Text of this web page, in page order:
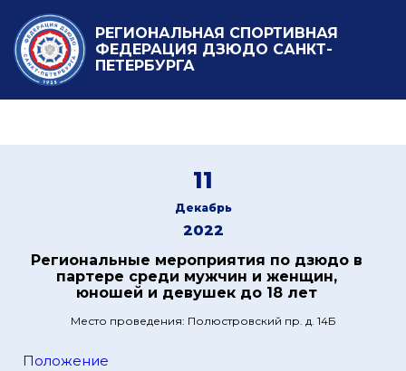
РЕГИОНАЛЬНАЯ СПОРТИВНАЯ
ФЕДЕРАЦИЯ ДЗЮДО САНКТ-
ПЕТЕРБУРГА
11
Декабрь
2022
Региональные мероприятия по дзюдо в
партере среди мужчин и женщин,
юношей и девушек до 18 лет
Место проведения: Полюстровский пр. д. 14Б
Положение